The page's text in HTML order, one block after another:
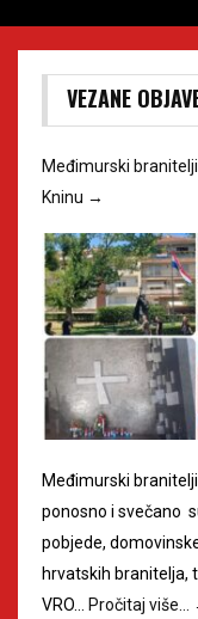
VEZANE
Međimurski
Kninu →
Međimurski
ponosno i svečano
pobjede,
hrvatskih branitelja,
VRO…
Pročitaj više…